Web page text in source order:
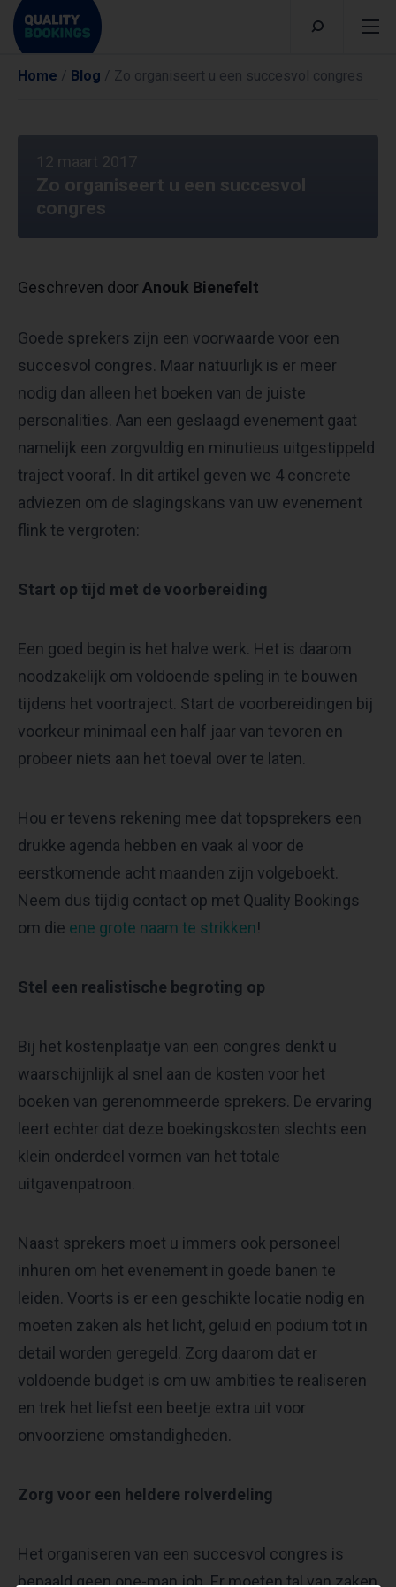
Home / Blog / Zo organiseert u een succesvol congres
12 maart 2017
Zo organiseert u een succesvol
congres
Geschreven door Anouk Bienefelt
Goede sprekers zijn een voorwaarde voor een
succesvol congres. Maar natuurlijk is er meer
nodig dan alleen het boeken van de juiste
personalities. Aan een geslaagd evenement gaat
namelijk een zorgvuldig en minutieus uitgestippeld
traject vooraf. In dit artikel geven we 4 concrete
adviezen om de slagingskans van uw evenement
flink te vergroten:
Start op tijd met de voorbereiding
Een goed begin is het halve werk. Het is daarom
noodzakelijk om voldoende speling in te bouwen
tijdens het voortraject. Start de voorbereidingen bij
voorkeur minimaal een half jaar van tevoren en
probeer niets aan het toeval over te laten.
Hou er tevens rekening mee dat topsprekers een
drukke agenda hebben en vaak al voor de
eerstkomende acht maanden zijn volgeboekt.
Neem dus tijdig contact op met Quality Bookings
om die ene grote naam te strikken!
Stel een realistische begroting op
Bij het kostenplaatje van een congres denkt u
waarschijnlijk al snel aan de kosten voor het
boeken van gerenommeerde sprekers. De ervaring
leert echter dat deze boekingskosten slechts een
klein onderdeel vormen van het totale
uitgavenpatroon.
Naast sprekers moet u immers ook personeel
inhuren om het evenement in goede banen te
leiden. Voorts is er een geschikte locatie nodig en
moeten zaken als het licht, geluid en podium tot in
detail worden geregeld. Zorg daarom dat er
voldoende budget is om uw ambities te realiseren
en trek het liefst een beetje extra uit voor
onvoorziene omstandigheden.
Zorg voor een heldere rolverdeling
Het organiseren van een succesvol congres is
bepaald geen one-man job. Er moeten tal van zaken